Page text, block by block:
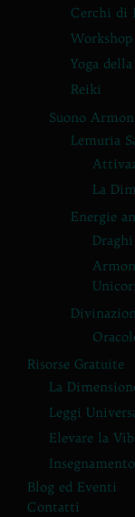
Cerchi di
Yoga
Reiki
Suono
Lemuria
La
Energie
Risorse Gratuite
La
Leggi
Elevare la
Blog ed Eventi
Contatti